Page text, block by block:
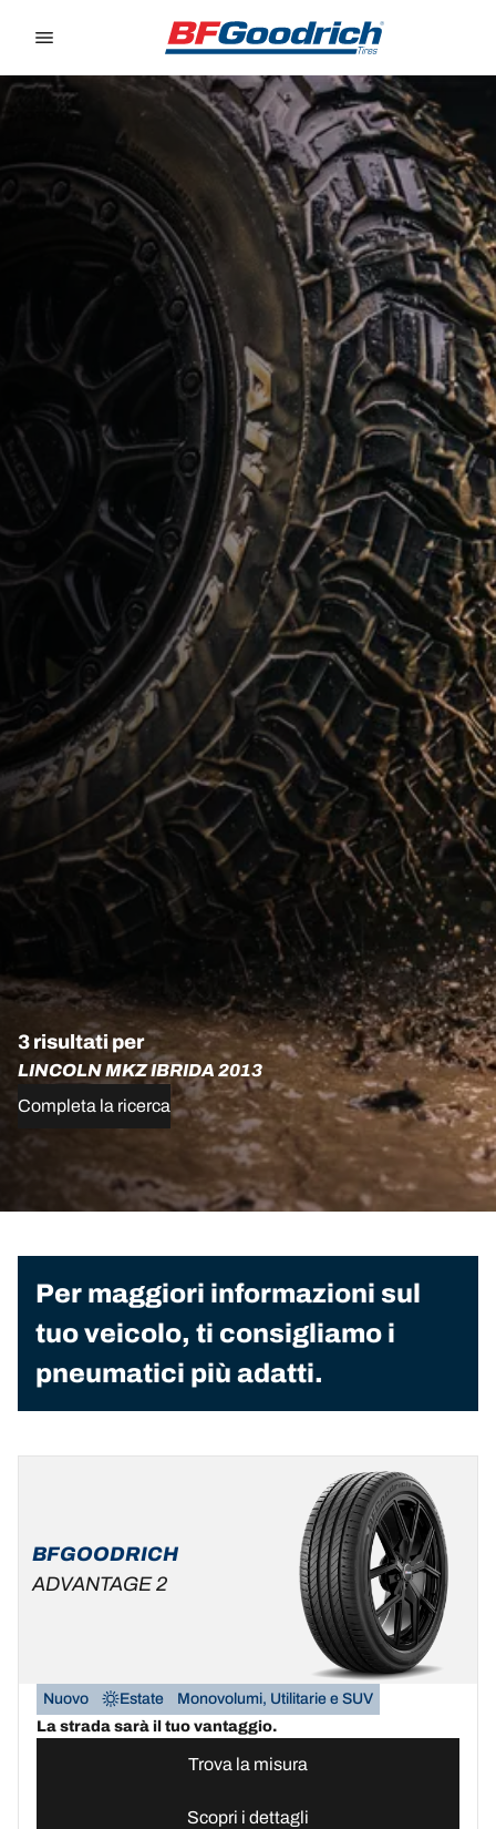
3 risultati per
LINCOLN MKZ IBRIDA 2013
Completa la ricerca
Per maggiori informazioni sul
tuo veicolo, ti consigliamo i
pneumatici più adatti.
BFGOODRICH
ADVANTAGE 2
Nuovo Estate
Monovolumi, Utilitarie e SUV
La strada sarà il tuo vantaggio.
Trova la misura
Scopri i dettagli